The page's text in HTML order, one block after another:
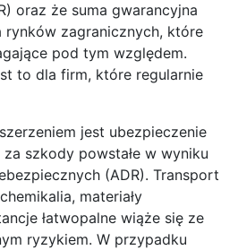
oraz że suma gwarancyjna
rynków zagranicznych, które
pod tym względem.
to dla firm, które regularnie
jest ubezpieczenie
szkody powstałe w wyniku
(ADR). Transport
materiały
łatwopalne wiąże się ze
ryzykiem. W przypadku